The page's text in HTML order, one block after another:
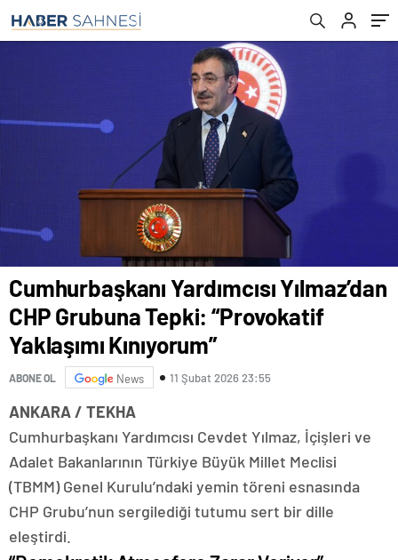
Cumhurbaşkanı Yardımcısı Yılmaz’dan
CHP Grubuna Tepki: “Provokatif
Yaklaşımı Kınıyorum”
ABONE OL News 11 Şubat 2026 23:55
ANKARA / TEKHA
Cumhurbaşkanı Yardımcısı Cevdet Yılmaz, İçişleri ve
Adalet Bakanlarının Türkiye Büyük Millet Meclisi
(TBMM) Genel Kurulu’ndaki yemin töreni esnasında
CHP Grubu’nun sergilediği tutumu sert bir dille
eleştirdi.